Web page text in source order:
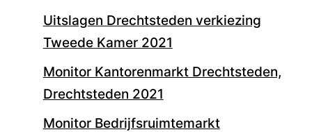
Uitslagen Drechtsteden verkiezing
Tweede Kamer 2021
Monitor Kantorenmarkt Drechtsteden,
Drechtsteden 2021
Monitor Bedrijfsruimtemarkt